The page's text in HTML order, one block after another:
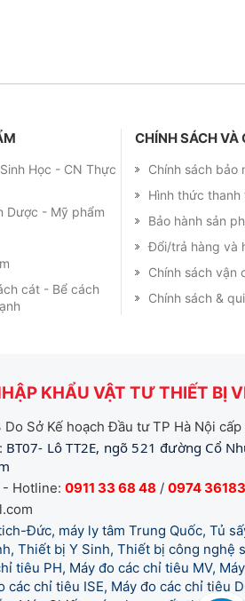
Học - CN Thực
Dược - Mỹ phẩm
cát - Bể cách
CHÍNH SÁCH VÀ
Chính sách bảo
Hình thức thanh
Bảo hành sản
Đổi/trả hàng và
Chính sách vận
Chính sách &
KHẨU VẬT TƯ THIẾT BỊ
Do Sở Kế hoạch Đầu tư TP Hà Nội
BT07- Lô TT2E, ngõ 521 đường Cổ
Hotline: 0911 33 68 48 / 0974
Đức, máy ly tâm Trung Quốc, Tủ
Thiết bị Y Sinh, Thiết bị công nghệ
tiêu PH, Máy đo các chỉ tiêu MV,
các chỉ tiêu ISE, Máy đo các chỉ tiêu